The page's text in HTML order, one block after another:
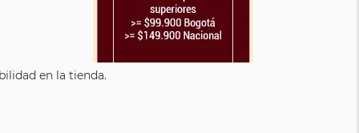
en la tienda.